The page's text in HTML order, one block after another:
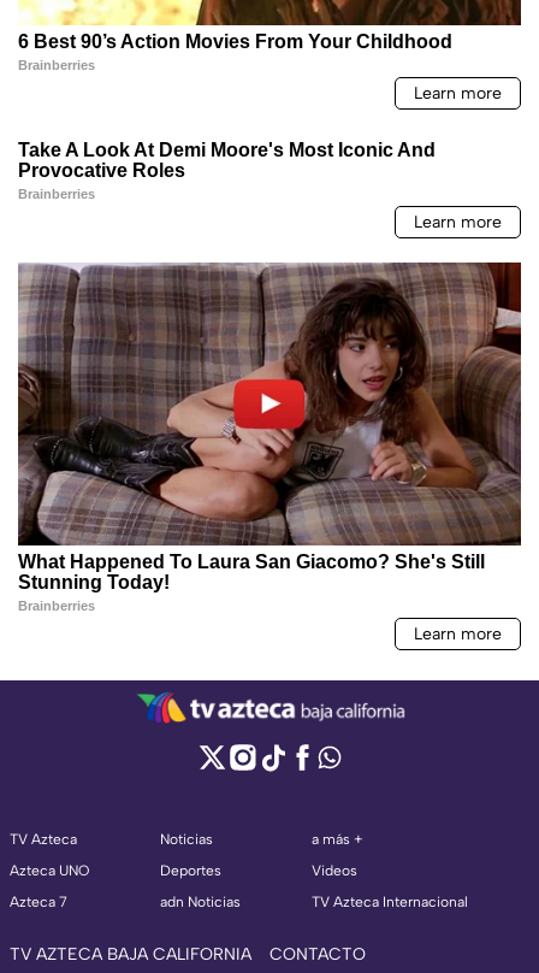
TV Azteca
Azteca UNO
Azteca 7
Noticias
Deportes
adn Noticias
a más +
Videos
TV Azteca Internacional
TV AZTECA BAJA CALIFORNIA CONTACTO